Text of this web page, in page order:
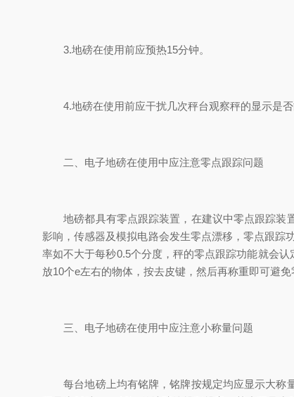
3.地磅在使用前应预热15分钟。
4.地磅在使用前应干扰几次秤台观察秤的显示是否
二、电子地磅在使用中应注意零点跟踪问题
地磅都具有零点跟踪装置，在建议中零点跟踪装置
影响，传感器及模拟电路会发生零点漂移，零点跟踪
率如不大于每秒0.5个分度，秤的零点跟踪功能就会
放10个e左右的物体，按去皮键，然后再称重即可避免
三、电子地磅在使用中应注意小称量问题
每台地磅上均有铭牌，铭牌按规定均应显示大称量